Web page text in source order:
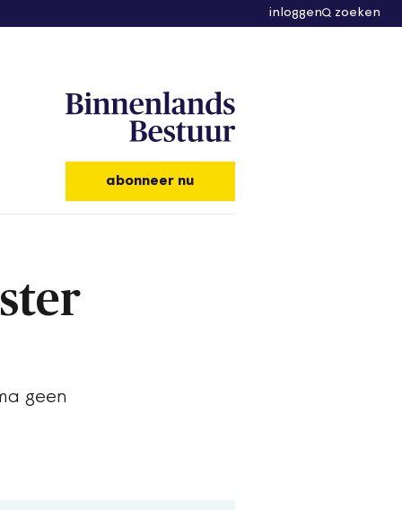
inloggen zoeken
abonneer nu
geen